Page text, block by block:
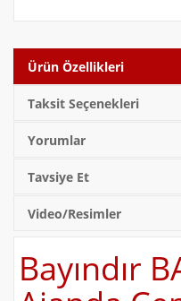
Ürün Özellikleri
Taksit Seçenekleri
Yorumlar
Tavsiye Et
Video/Resimler
Bayındır